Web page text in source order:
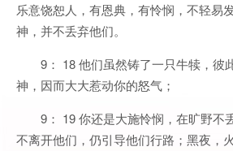
乐意饶恕人，有恩典，有怜悯，不轻易
神，并不丢弃他们。
9： 18 他们虽然铸了一只牛犊，彼
神，因而大大惹动你的怒气；
9： 19 你还是大施怜悯，在旷野不
不离开他们，仍引导他们行路；黑夜，